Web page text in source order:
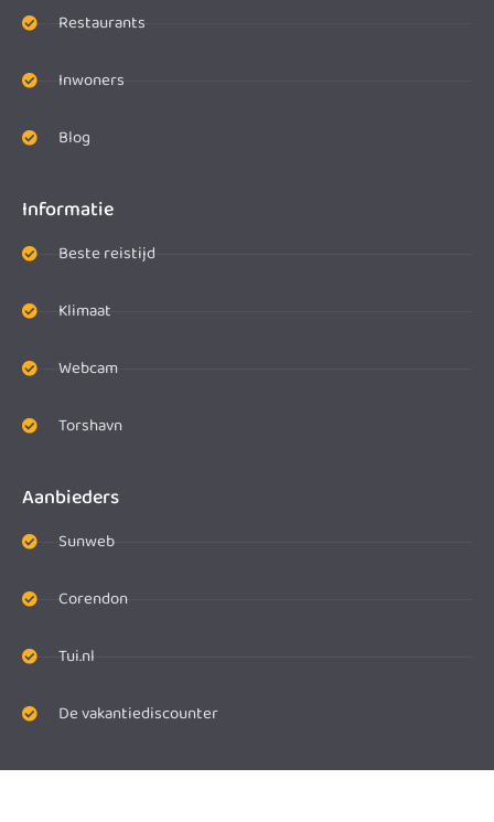
Restaurants
Inwoners
Blog
Informatie
Beste reistijd
Klimaat
Webcam
Torshavn
Aanbieders
Sunweb
Corendon
Tui.nl
De vakantiediscounter